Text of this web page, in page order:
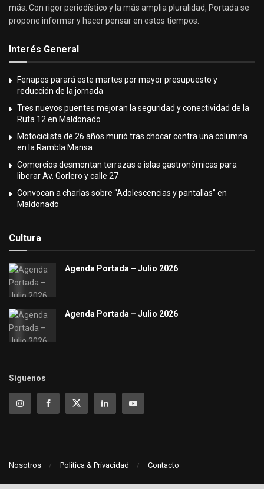
más. Con rigor periodístico y la más amplia pluralidad, Portada se
propone informar y hacer pensar en estos tiempos.
Interés General
Fenapes parará este martes por mayor presupuesto y
reducción de la jornada
Tres nuevos puentes mejoran la seguridad y conectividad de la
Ruta 12 en Maldonado
Motociclista de 26 años murió tras chocar contra una columna
en la Rambla Mansa
Comercios desmontan terrazas e islas gastronómicas para
liberar Av. Gorlero y calle 27
Convocan a charlas sobre “Adolescencias y pantallas” en
Maldonado
Cultura
Agenda Portada – Julio 2026
Agenda Portada – Julio 2026
Síguenos
Nosotros Política & Privacidad Contacto